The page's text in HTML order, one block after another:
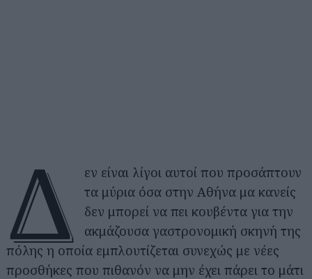
Δ
εν είναι λίγοι αυτοί που προσάπτουν
τα μύρια όσα στην Αθήνα μα κανείς
δεν μπορεί να πει κουβέντα για την
ακμάζουσα γαστρονομική σκηνή της
πόλης η οποία εμπλουτίζεται συνεχώς με νέες
προσθήκες που πιθανόν να μην έχει πάρει το μάτι